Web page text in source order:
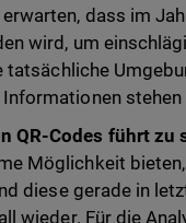
dass im
wird, um
QR-Codes führt
Möglichkeit
diese gerade in
wieder. Für die